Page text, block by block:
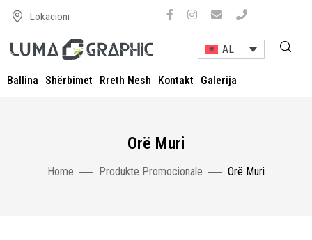
Lokacioni
AL
Ballina Shërbimet Rreth Nesh Kontakt Galerija
Orë Muri
Home Produkte Promocionale Orë Muri